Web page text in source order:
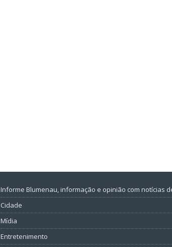
Informe Blumenau, informação e opinião com notícias
Cidade
Mídia
Entretenimento